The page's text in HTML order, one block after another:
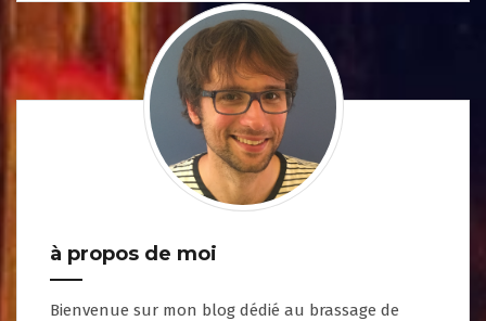
à propos de moi
Bienvenue sur mon blog dédié au brassage de